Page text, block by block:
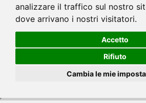
analizzare il traffico sul nostro
dove arrivano i nostri visitatori.
Accetto
Rifiuto
Cambia le mie